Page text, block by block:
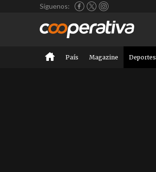
Síguenos:
País Magazine Deportes